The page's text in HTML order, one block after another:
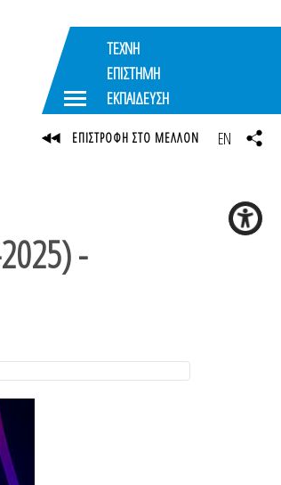
-
ΤΕΧΝΗ
ΕΠΙΣΤΗΜΗ
ΕΚΠΑΙΔΕΥΣΗ
ΕΠΙΣΤΡΟΦΗ ΣΤΟ ΜΕΛΛΟΝ EN